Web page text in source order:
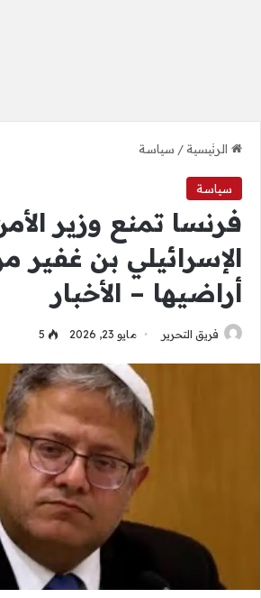
الرئيسية/ سياسة
سياسة
فرنسا تمنع وزير
الإسرائيلي بن غفير
أراضيها – الأخبار
فريق التحرير مايو 23, 2026 5